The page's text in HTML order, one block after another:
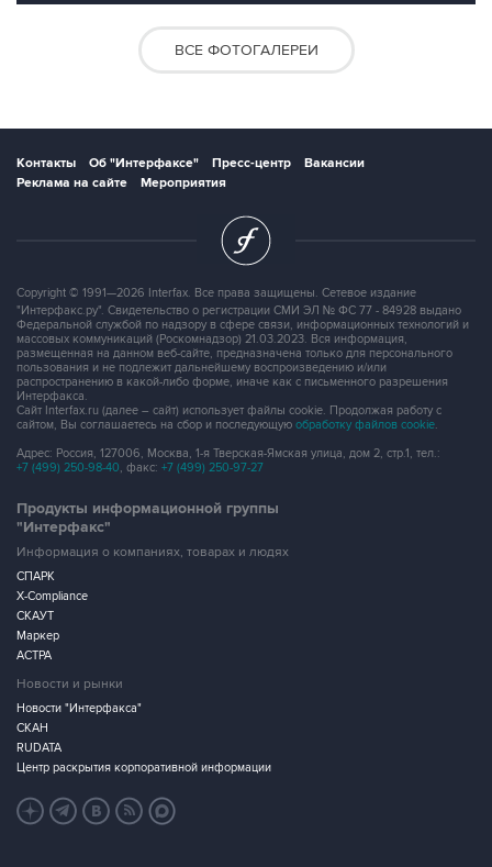
ВСЕ ФОТОГАЛЕРЕИ
Контакты Об "Интерфаксе" Пресс-центр
Вакансии
Реклама на сайте
Мероприятия
Copyright © 1991—2026 Interfax. Все права защищены. Сетевое издание
"Интерфакс.ру". Свидетельство о регистрации СМИ ЭЛ № ФС 77 - 84928 выдано
Федеральной службой по надзору в сфере связи, информационных технологий и
массовых коммуникаций (Роскомнадзор) 21.03.2023. Вся информация,
размещенная на данном веб-сайте, предназначена только для персонального
пользования и не подлежит дальнейшему воспроизведению и/или
распространению в какой-либо форме, иначе как с письменного разрешения
Интерфакса.
Сайт Interfax.ru (далее – сайт) использует файлы cookie. Продолжая работу с
сайтом, Вы соглашаетесь на сбор и последующую обработку файлов cookie.
Адрес: Россия, 127006, Москва, 1-я Тверская-Ямская улица, дом 2, стр.1, тел.:
+7 (499) 250-98-40, факс: +7 (499) 250-97-27
Продукты информационной группы
"Интерфакс"
Информация о компаниях, товарах и людях
СПАРК
X-Compliance
СКАУТ
Маркер
АСТРА
Новости и рынки
Новости "Интерфакса"
СКАН
RUDATA
Центр раскрытия корпоративной информации